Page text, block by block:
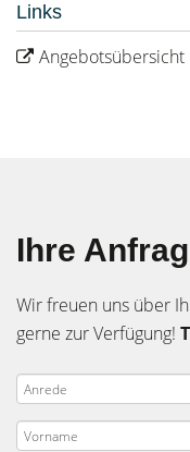
Links
Angebotsübersicht
Ihre
Wir freuen uns über
gerne zur Verfügung!